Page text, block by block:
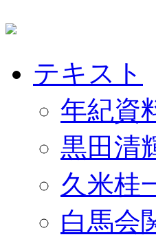
テキスト
年紀資
黒田清
久米桂
白馬会